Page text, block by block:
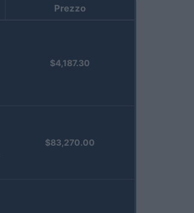
Prezzo
$4,187.30
$83,270.00